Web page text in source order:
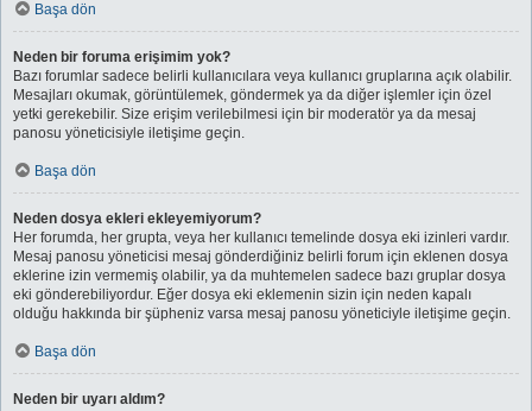
Başa dön
Neden bir foruma erişimim yok?
Bazı forumlar sadece belirli kullanıcılara veya kullanıcı gruplarına açık olabilir.
Mesajları okumak, görüntülemek, göndermek ya da diğer işlemler için özel
yetki gerekebilir. Size erişim verilebilmesi için bir moderatör ya da mesaj
panosu yöneticisiyle iletişime geçin.
Başa dön
Neden dosya ekleri ekleyemiyorum?
Her forumda, her grupta, veya her kullanıcı temelinde dosya eki izinleri vardır.
Mesaj panosu yöneticisi mesaj gönderdiğiniz belirli forum için eklenen dosya
eklerine izin vermemiş olabilir, ya da muhtemelen sadece bazı gruplar dosya
eki gönderebiliyordur. Eğer dosya eki eklemenin sizin için neden kapalı
olduğu hakkında bir şüpheniz varsa mesaj panosu yöneticiyle iletişime geçin.
Başa dön
Neden bir uyarı aldım?